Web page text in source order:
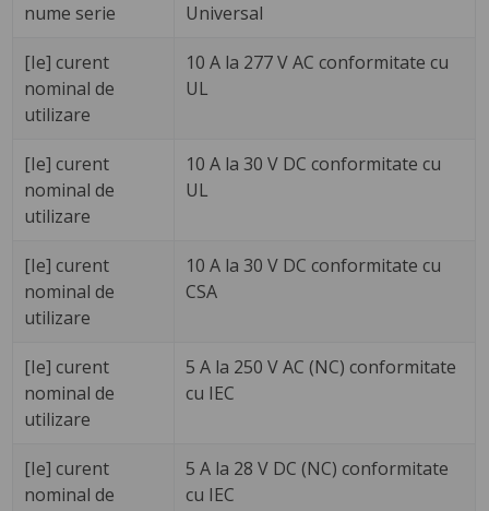
nume serie Universal
[Ie] curent
nominal de
utilizare
10 A la 277 V AC conformitate cu
UL
[Ie] curent
nominal de
utilizare
10 A la 30 V DC conformitate cu
UL
[Ie] curent
nominal de
utilizare
10 A la 30 V DC conformitate cu
CSA
[Ie] curent
nominal de
utilizare
5 A la 250 V AC (NC) conformitate
cu IEC
[Ie] curent
nominal de
5 A la 28 V DC (NC) conformitate
cu IEC